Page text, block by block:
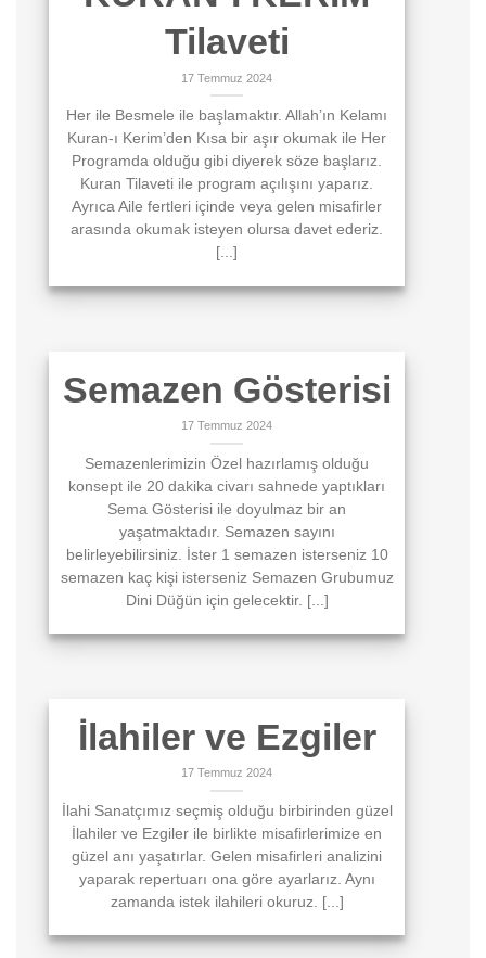
Tilaveti
17 Temmuz 2024
Her ile Besmele ile başlamaktır. Allah’ın Kelamı
Kuran-ı Kerim’den Kısa bir aşır okumak ile Her
Programda olduğu gibi diyerek söze başlarız.
Kuran Tilaveti ile program açılışını yaparız.
Ayrıca Aile fertleri içinde veya gelen misafirler
arasında okumak isteyen olursa davet ederiz.
[...]
Semazen Gösterisi
17 Temmuz 2024
Semazenlerimizin Özel hazırlamış olduğu
konsept ile 20 dakika civarı sahnede yaptıkları
Sema Gösterisi ile doyulmaz bir an
yaşatmaktadır. Semazen sayını
belirleyebilirsiniz. İster 1 semazen isterseniz 10
semazen kaç kişi isterseniz Semazen Grubumuz
Dini Düğün için gelecektir. [...]
İlahiler ve Ezgiler
17 Temmuz 2024
İlahi Sanatçımız seçmiş olduğu birbirinden güzel
İlahiler ve Ezgiler ile birlikte misafirlerimize en
güzel anı yaşatırlar. Gelen misafirleri analizini
yaparak repertuarı ona göre ayarlarız. Aynı
zamanda istek ilahileri okuruz. [...]